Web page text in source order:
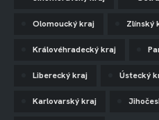
Olomoucký kraj Zlínský
Královéhradecký kraj
Liberecký kraj Ústecký
Karlovarský kraj